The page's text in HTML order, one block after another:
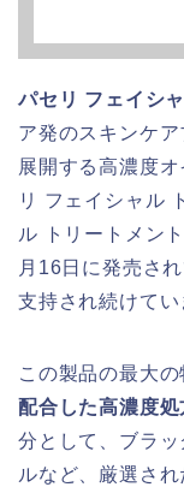
パセリ フェイシ
ア発のスキンケ
展開する高濃度
リ フェイシャル
ル トリートメン
月16日に発売さ
支持され続けてい
この製品の最大の
配合した高濃度処
分として、ブラ
ルなど、厳選さ